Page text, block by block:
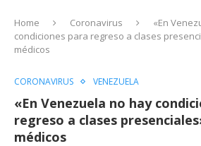
Home Coronavirus
«En
condiciones para regreso a clases
médicos
CORONAVIRUS VENEZUELA
«En Venezuela no hay
regreso a clases
médicos